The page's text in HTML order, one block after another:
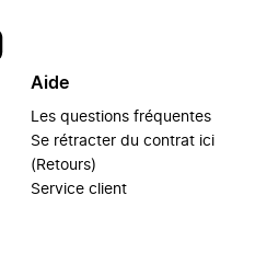
Aide
Les questions fréquentes
Se rétracter du contrat ici
(Retours)
Service client